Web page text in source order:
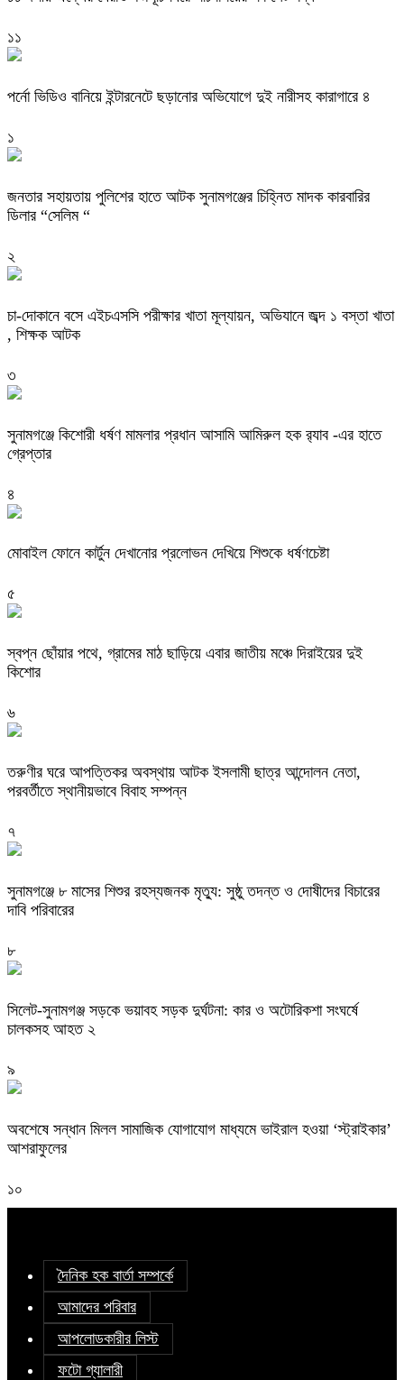
১১
পর্নো ভিডিও বানিয়ে ইন্টারনেটে ছড়ানোর অভিযোগে দুই নারীসহ কারাগারে ৪
১
জনতার সহায়তায় পুলিশের হাতে আটক সুনামগঞ্জের চিহ্নিত মাদক কারবারির
ডিলার “সেলিম “
২
চা-দোকানে বসে এইচএসসি পরীক্ষার খাতা মূল্যায়ন, অভিযানে জব্দ ১ বস্তা খাতা
, শিক্ষক আটক
৩
‎সুনামগঞ্জে কিশোরী ধর্ষণ মামলার প্রধান আসামি আমিরুল হক র‌্যাব -এর হাতে
গ্রেপ্তার
৪
মোবাইল ফোনে কার্টুন দেখানোর প্রলোভন দেখিয়ে শিশুকে ধর্ষণচেষ্টা
৫
স্বপ্ন ছোঁয়ার পথে, গ্রামের মাঠ ছাড়িয়ে এবার জাতীয় মঞ্চে দিরাইয়ের দুই
কিশোর
৬
তরুণীর ঘরে আপত্তিকর অবস্থায় আটক ইসলামী ছাত্র আন্দোলন নেতা,
পরবর্তীতে স্থানীয়ভাবে বিবাহ সম্পন্ন
৭
সুনামগঞ্জে ৮ মাসের শিশুর রহস্যজনক মৃত্যু: সুষ্ঠু তদন্ত ও দোষীদের বিচারের
দাবি পরিবারের
৮
সিলেট-সুনামগঞ্জ সড়কে ভয়াবহ সড়ক দুর্ঘটনা: কার ও অটোরিকশা সংঘর্ষে
চালকসহ আহত ২
৯
অবশেষে সন্ধান মিলল সামাজিক যোগাযোগ মাধ্যমে ভাইরাল হওয়া ‘স্ট্রাইকার’
আশরাফুলের
১০
দৈনিক হক বার্তা সম্পর্কে
আমাদের পরিবার
আপলোডকারীর লিস্ট
ফটো গ্যালারী